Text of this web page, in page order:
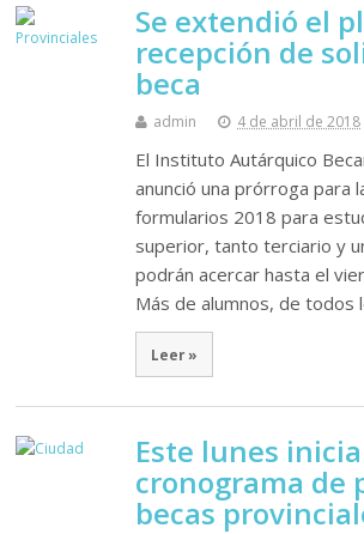
Se extendió el
recepción de
beca
admin 4 de abril de 2018
El Instituto Autárquico
anunció una prórroga para
formularios 2018 para
superior, tanto terciario y
podrán acercar hasta el
Más de alumnos, de todos
Leer »
Este lunes
cronograma de
becas